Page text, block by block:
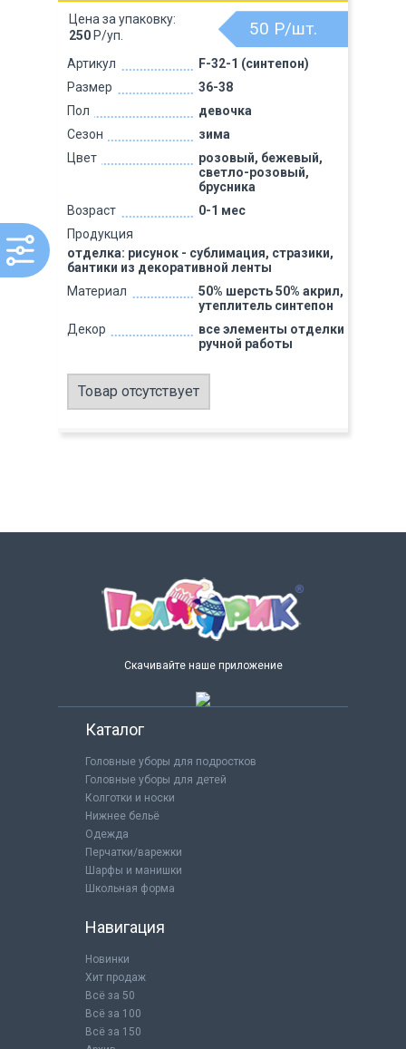
Артикул
F-32-1 (синтепон)
Размер
36-38
Пол
девочка
Сезон
зима
Цвет
розовый, бежевый,
светло-розовый,
брусника
Возраст
0-1 мес
Продукция
отделка: рисунок - сублимация, стразики,
бантики из декоративной ленты
Материал
50% шерсть 50% акрил,
утеплитель синтепон
Декор
все элементы отделки
ручной работы
50 Р/шт.
Цена за упаковку:
250 Р/уп.
Товар отсутствует
Скачивайте наше приложение
Каталог
Головные уборы для подростков
Головные уборы для детей
Колготки и носки
Нижнее бельё
Одежда
Перчатки/варежки
Шарфы и манишки
Школьная форма
Навигация
Новинки
Хит продаж
Всё за 50
Всё за 100
Всё за 150